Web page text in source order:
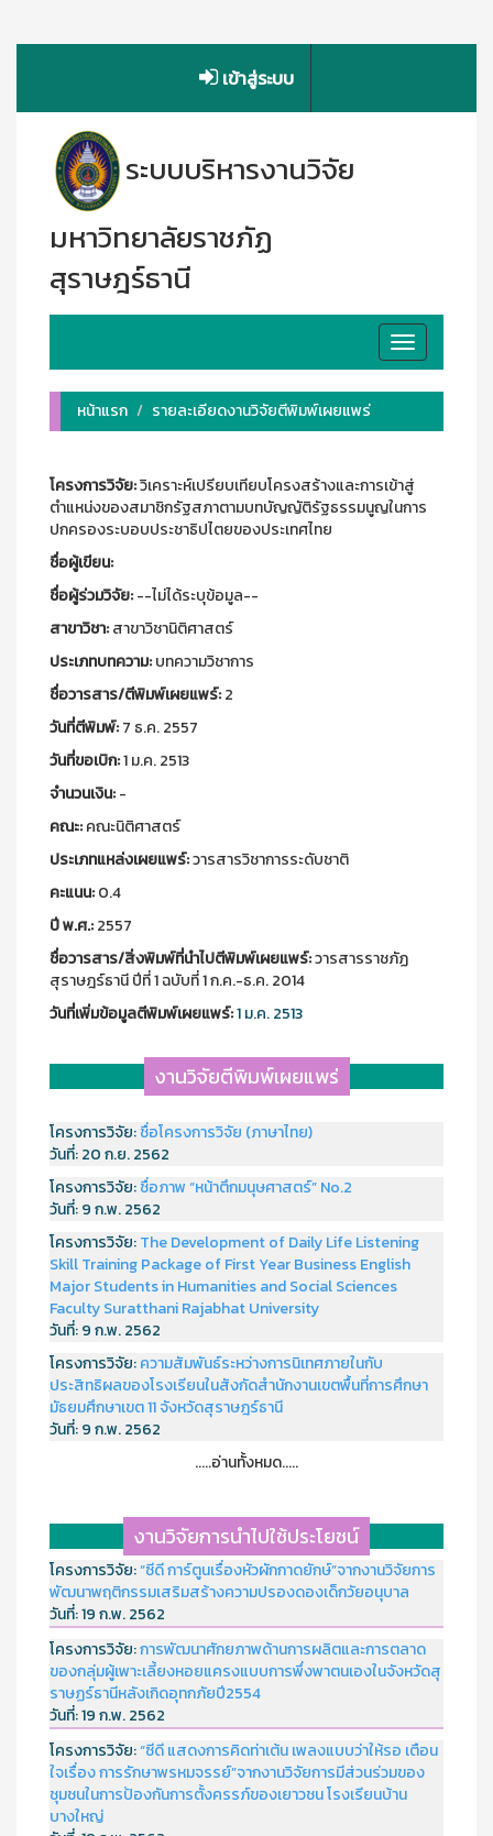
เข้าสู่ระบบ
ระบบบริหารงานวิจัย
มหาวิทยาลัยราชภัฏ
สุราษฎร์ธานี
Toggle
navigation
หน้าแรก
รายละเอียดงานวิจัยตีพิมพ์เผยแพร่
โครงการวิจัย:วิเคราะห์เปรียบเทียบโครงสร้างและการเข้าสู่
ตำแหน่งของสมาชิกรัฐสภาตามบทบัญญัติรัฐธรรมนูญในการ
ปกครองระบอบประชาธิปไตยของประเทศไทย
ชื่อผู้เขียน:
ชื่อผู้ร่วมวิจัย:--ไม่ได้ระบุข้อมูล--
สาขาวิชา:สาขาวิชานิติศาสตร์
ประเภทบทความ:บทความวิชาการ
ชื่อวารสาร/ตีพิมพ์เผยแพร์:2
วันที่ตีพิมพ์:7 ธ.ค. 2557
วันที่ขอเบิก:1 ม.ค. 2513
จำนวนเงิน:-
คณะ:คณะนิติศาสตร์
ประเภทแหล่งเผยแพร์:วารสารวิชาการระดับชาติ
คะแนน:0.4
ปี พ.ศ.:2557
ชื่อวารสาร/สิ่งพิมพ์ที่นำไปตีพิมพ์เผยแพร์:วารสารราชภัฏ
สุราษฎร์ธานี ปีที่ 1 ฉบับที่ 1 ก.ค.-ธ.ค. 2014
วันที่เพิ่มข้อมูลตีพิมพ์เผยแพร์:1 ม.ค. 2513
งานวิจัยตีพิมพ์เผยแพร่
โครงการวิจัย:ชื่อโครงการวิจัย (ภาษาไทย)
วันที่:20 ก.ย. 2562
โครงการวิจัย:ชื่อภาพ “หน้าตึกมนุษศาสตร์” No.2
วันที่:9 ก.พ. 2562
โครงการวิจัย:The Development of Daily Life Listening
Skill Training Package of First Year Business English
Major Students in Humanities and Social Sciences
Faculty Suratthani Rajabhat University
วันที่:9 ก.พ. 2562
โครงการวิจัย:ความสัมพันธ์ระหว่างการนิเทศภายในกับ
ประสิทธิผลของโรงเรียนในสังกัดสำนักงานเขตพื้นที่การศึกษา
มัธยมศึกษาเขต 11 จังหวัดสุราษฎร์ธานี
วันที่:9 ก.พ. 2562
.....อ่านทั้งหมด.....
งานวิจัยการนำไปใช้ประโยชน์
โครงการวิจัย:“ซีดี การ์ตูนเรื่องหัวผักกาดยักษ์”จากงานวิจัยการ
พัฒนาพฤติกรรมเสริมสร้างความปรองดองเด็กวัยอนุบาล
วันที่:19 ก.พ. 2562
โครงการวิจัย:การพัฒนาศักยภาพด้านการผลิตและการตลาด
ของกลุ่มผู้เพาะเลี้ยงหอยแครงแบบการพึ่งพาตนเองในจังหวัดสุ
ราษฏร์ธานีหลังเกิดอุทกภัยปี2554
วันที่:19 ก.พ. 2562
โครงการวิจัย:“ซีดี แสดงการคิดท่าเต้น เพลงแบบว่าให้รอ เตือน
ใจเรื่อง การรักษาพรหมจรรย์”จากงานวิจัยการมีส่วนร่วมของ
ชุมชนในการป้องกันการตั้งครรภ์ของเยาวชน โรงเรียนบ้าน
บางใหญ่